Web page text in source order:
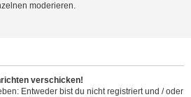
moderieren.
verschicken!
Entweder bist du nicht registriert und / oder